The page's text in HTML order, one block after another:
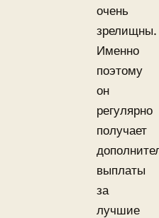
очень
зрелищны.
Именно
поэтому
он
регулярно
получает
выплаты
за
лучшие